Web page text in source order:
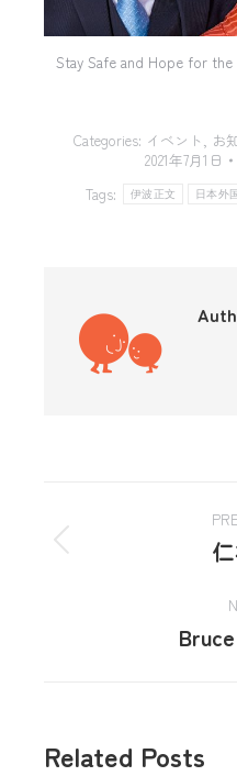
Stay Safe and Hope for
Categories: イベント , お
2021年7月1日
Tags:
伊波正文 日本外
Related Posts